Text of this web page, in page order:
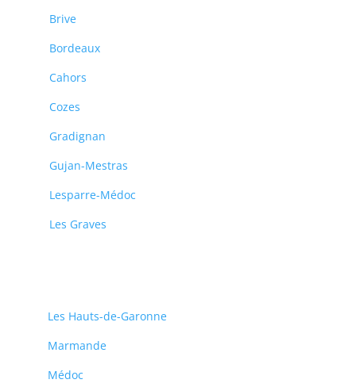
Brive
Bordeaux
Cahors
Cozes
Gradignan
Gujan-Mestras
Lesparre-Médoc
Les Graves
Les Hauts-de-Garonne
Marmande
Médoc